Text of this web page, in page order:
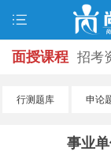
面授课程 招考
口 打准考证 成
行测题库 申论
事业